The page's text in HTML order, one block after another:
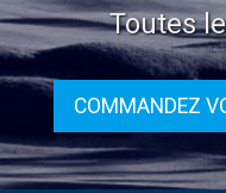
Toutes
COMMANDEZ